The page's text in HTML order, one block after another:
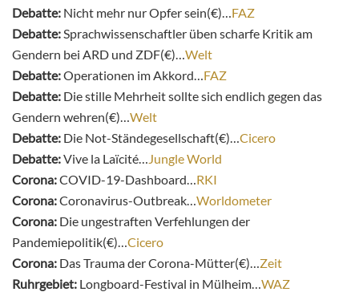
Debatte: Nicht mehr nur Opfer sein(€)… FAZ
Debatte: Sprachwissenschaftler üben scharfe Kritik am
Gendern bei ARD und ZDF(€)… Welt
Debatte:Operationen im Akkord… FAZ
Debatte: Die stille Mehrheit sollte sich endlich gegen das
Gendern wehren(€)… Welt
Debatte: Die Not-Ständegesellschaft(€)… Cicero
Debatte:Vive la Laïcité…
Jungle World
Corona:COVID-19-Dashboard… RKI
Corona:Coronavirus-Outbreak… Worldometer
Corona: Die ungestraften Verfehlungen der
Pandemiepolitik(€)… Cicero
Corona: Das Trauma der Corona-Mütter(€)… Zeit
Ruhrgebiet: Longboard-Festival in Mülheim… WAZ